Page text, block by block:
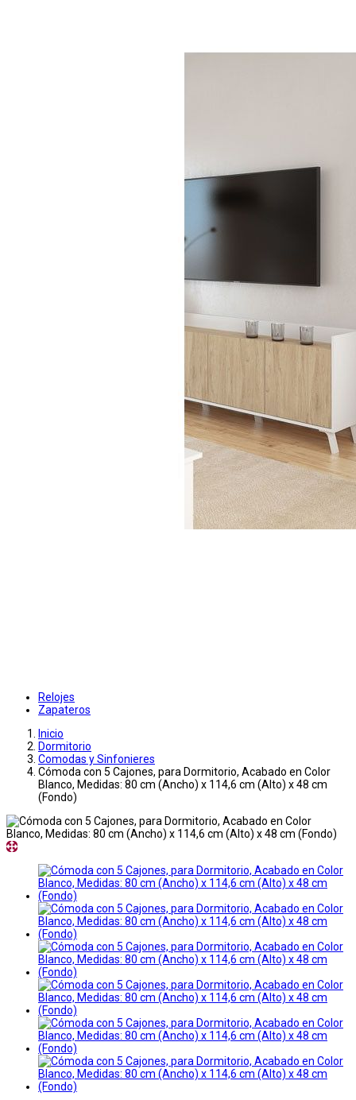
Relojes
Zapateros
Inicio
Dormitorio
Comodas y Sinfonieres
Cómoda con 5 Cajones, para Dormitorio, Acabado en Color
Blanco, Medidas: 80 cm (Ancho) x 114,6 cm (Alto) x 48 cm
(Fondo)